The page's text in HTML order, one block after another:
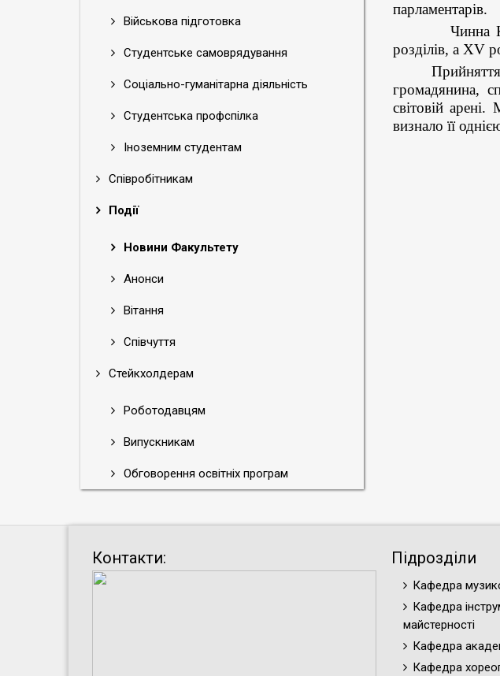
Військова підготовка
Студентське самоврядування
Соціально-гуманітарна діяльність
Студентська профспілка
Іноземним студентам
Співробітникам
Події
Новини Факультету
Анонси
Вітання
Співчуття
Стейкхолдерам
Роботодавцям
Випускникам
Обговорення освітніх програм
парламентарів.
Чинна
розділів, а XV
Прийняття
громадянина,
світовій
визнало її
Контакти: Підрозділи
Кафедра
Кафедра
майстерності
Кафедра
Кафедра